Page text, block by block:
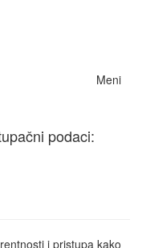
Meni
podaci:
i pristupa kako